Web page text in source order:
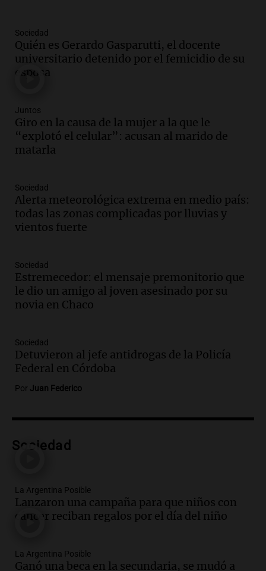
Audio.
con nuevas declaraciones de testigos
sobre el accidente
Panorama Federal
del incendio forestal en Villa Yacanto
Ahora país
Episodios
la mujer quemada en la E-53: por qué
detuvieron a su esposo
Ahora país
Episodios
candidato a gobernador de Mendoza
para 2027
Panorama Federal
Episodios
del paso internacional por intenso
temporal de nieve en la alta montaña
Panorama Federal
Episodios
Audio.Consejo Deliberante de San
tras explosión mortal en edificio
Episodios
explosión en edificio de Montiagudo
Panorama Federal
Episodios
arrestar y agredir a una niña de 13 años
en Tucumán
Sociedad
Quién es Gerardo Gasparutti, el docente
universitario detenido por el femicidio de su
esposa
Juntos
Giro en la causa de la mujer a la que le
“explotó el celular”: acusan al marido de
matarla
Sociedad
Alerta meteorológica extrema en medio país:
todas las zonas complicadas por lluvias y
vientos fuerte
Sociedad
Estremecedor: el mensaje premonitorio que
le dio un amigo al joven asesinado por su
novia en Chaco
Sociedad
Detuvieron al jefe antidrogas de la Policía
Federal en Córdoba
Por Juan Federico
Sociedad
La Argentina Posible
Lanzaron una campaña para que niños con
cáncer reciban regalos por el día del niño
La Argentina Posible
Ganó una beca en la secundaria, se mudó a